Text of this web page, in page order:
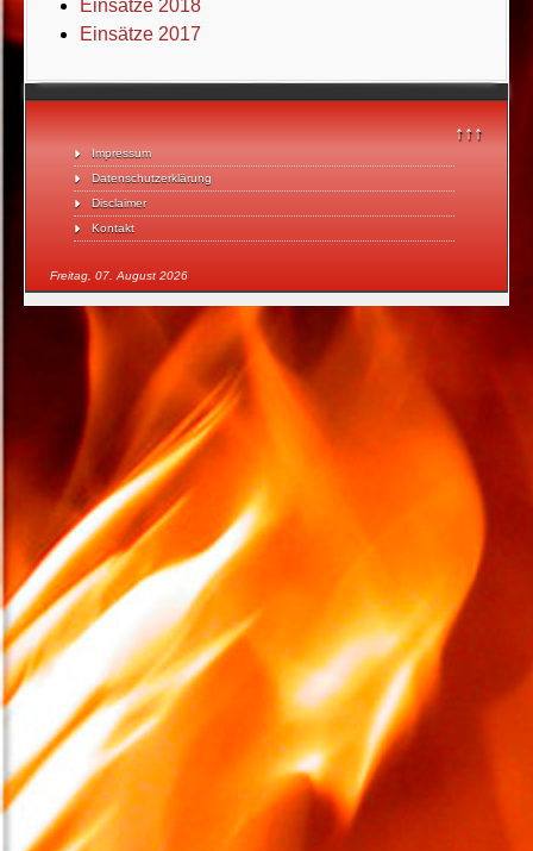
↑↑↑
Impressum
Datenschutzerklärung
Disclaimer
Kontakt
Freitag, 07. August 2026
Einsätze 2018
Einsätze 2017